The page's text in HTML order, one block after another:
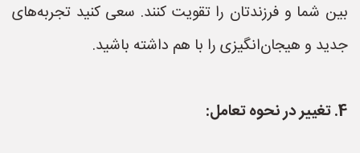
بین شما و فرزندتان را تقویت کنند. سعی کنید تجربه‌های
جدید و هیجان‌انگیزی را با هم داشته باشید.
4. تغییر در نحوه تعامل: